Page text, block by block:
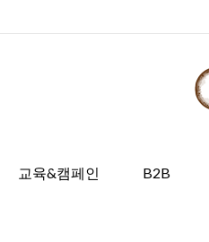
교육&캠페인 B2B